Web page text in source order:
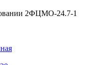
2ФЦМО-24.7-1